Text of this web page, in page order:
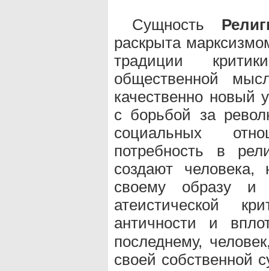
Сущность
раскрыта
традиции
общественной
качественно новый
с борьбой за
социальных
потребность в
создают человека,
своему образу и
атеистической
античности и
последнему,
своей собственной